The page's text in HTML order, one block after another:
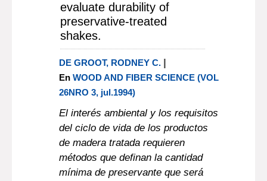
evaluate durability of
preservative-treated
shakes.
DE GROOT, RODNEY C. |
En WOOD AND FIBER SCIENCE (VOL
26NRO 3, jul.1994)
El interés ambiental y los requisitos
del ciclo de vida de los productos
de madera tratada requieren
métodos que definan la cantidad
mínima de preservante que será